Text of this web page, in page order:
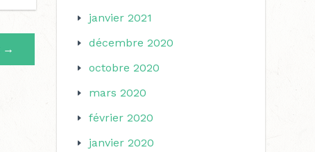
→
janvier 2021
décembre 2020
octobre 2020
mars 2020
février 2020
janvier 2020